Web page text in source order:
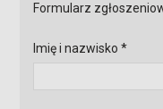
Formularz
Imię i nazwisko *